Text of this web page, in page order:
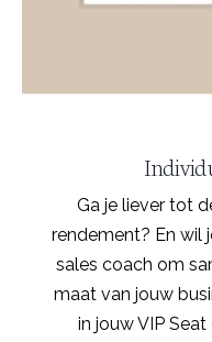
Ga je liever tot
rendement? En wil
sales coach om
maat van jouw
in jouw VIP